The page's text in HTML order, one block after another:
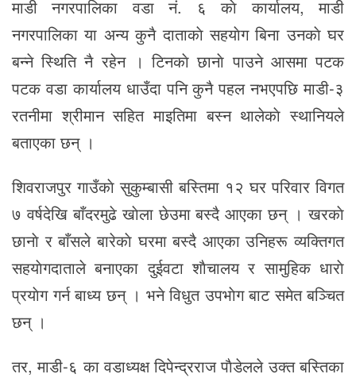
माडी नगरपालिका वडा नं. ६ काे कार्यालय, माडी
नगरपालिका या अन्य कुनै दाताकाे सहयाेग बिना उनकाे घर
बन्ने स्थिति नै रहेन । टिनकाे छानाे पाउने आसमा पटक
पटक वडा कार्यालय धाउँदा पनि कुनै पहल नभएपछि माडी-३
रतनीमा श्रीमान सहित माइतिमा बस्न थालेकाे स्थानियले
बताएका छन् ।
शिवराजपुर गाउँकाे सुकुम्बासी बस्तिमा १२ घर परिवार विगत
७ वर्षदेखि बाँदरमुढे खाेला छेउमा बस्दै आएका छन् । खरकाे
छानाे र बाँसले बारेकाे घरमा बस्दै आएका उनिहरू व्यक्तिगत
सहयाेगदाताले बनाएका दुईवटा शाैचालय र सामुहिक धाराे
प्रयाेग गर्न बाध्य छन् । भने विधुत उपभाेग बाट समेत बञ्चित
छन् ।
तर, माडी-६ का वडाध्यक्ष दिपेन्द्रराज पाैडेलले उक्त बस्तिका